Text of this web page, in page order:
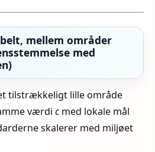
mellem områder
med
tilstrækkeligt lille område
værdicmed lokale mål
skalerer med miljøet